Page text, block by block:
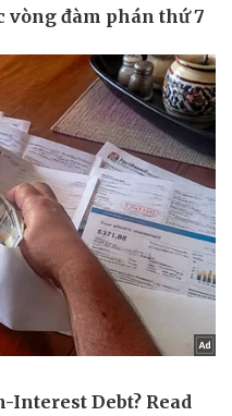
Đời sống
Nhà đẹp
Blog
Tình yêu - Gia đình